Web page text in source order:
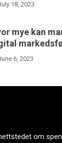
18, 2023
mye kan
6, 2023
om